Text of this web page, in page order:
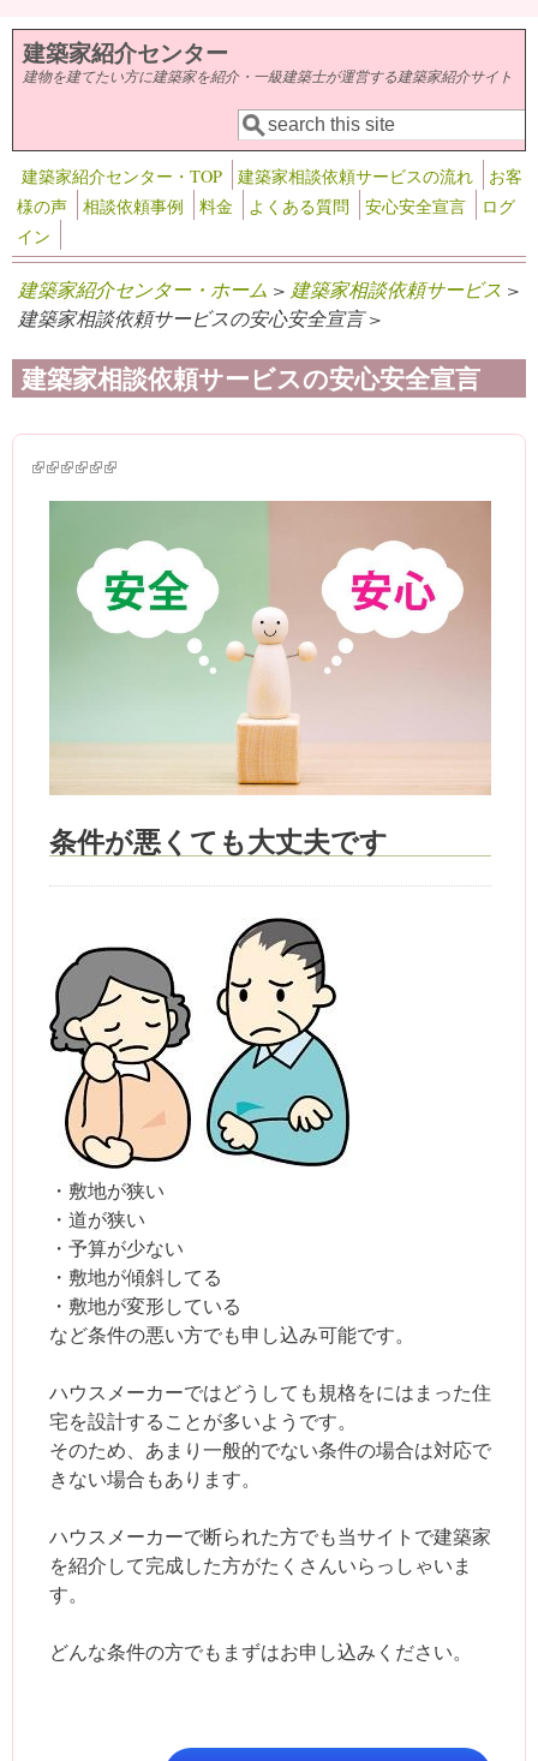
メインコンテンツに移動
建築家紹介センター
建物を建てたい方に建築家を紹介・一級建築士が運営する建築家紹介サイト
検索フォーム
検索
建築家紹介センター・TOP 建築家相談依頼サービスの流れ
お客
様の声
相談依頼事例 料金 よくある質問 安心安全宣言
ログ
イン
建築家紹介センター・ホーム > 建築家相談依頼サービス >
建築家相談依頼サービスの安心安全宣言 >
建築家相談依頼サービスの安心安全宣言
(link is external)
(link is external)
(link is external)
(link is external)
(link is external)
(link is external)
条件が悪くても大丈夫です
・敷地が狭い
・道が狭い
・予算が少ない
・敷地が傾斜してる
・敷地が変形している
など条件の悪い方でも申し込み可能です。
ハウスメーカーではどうしても規格をにはまった住
宅を設計することが多いようです。
そのため、あまり一般的でない条件の場合は対応で
きない場合もあります。
ハウスメーカーで断られた方でも当サイトで建築家
を紹介して完成した方がたくさんいらっしゃいま
す。
どんな条件の方でもまずはお申し込みください。